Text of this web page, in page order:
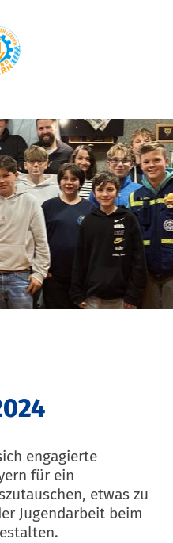
engagierte
für ein
etwas zu
Jugendarbeit beim